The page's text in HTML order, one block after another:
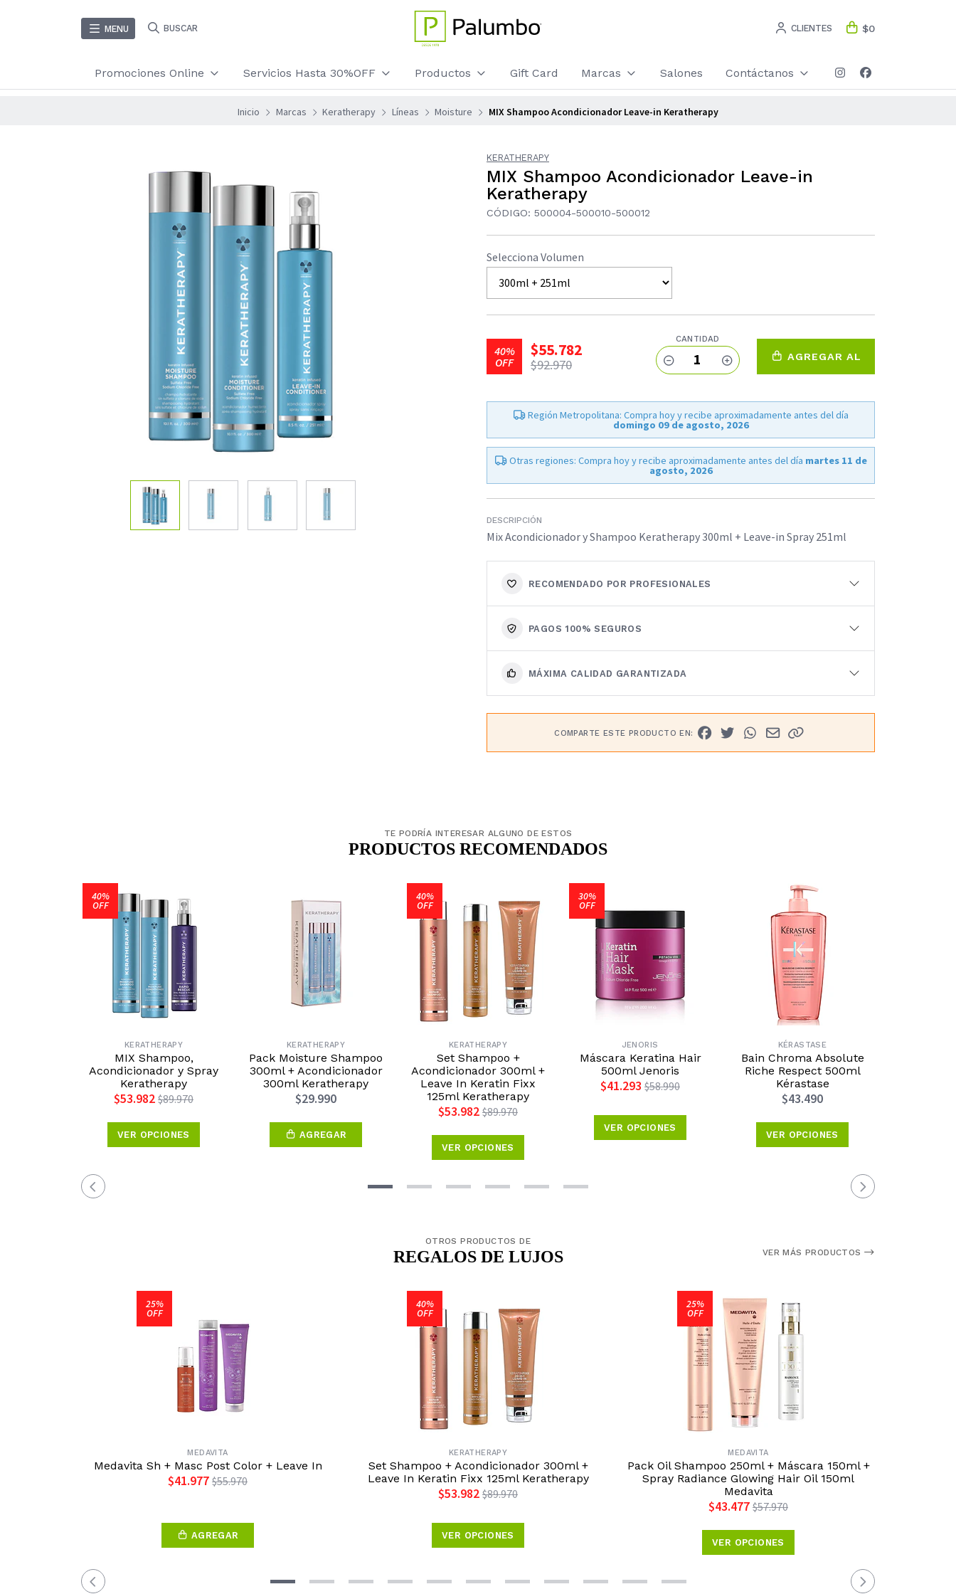
MENU BUSCAR CLIENTES $0
Promociones Online Servicios Hasta 30%OFF Productos Gift Card Marcas Salones Contáctanos
Inicio Marcas Keratherapy Líneas Moisture MIX Shampoo Acondicionador Leave-in Keratherapy
KERATHERAPY
MIX Shampoo Acondicionador Leave-in
Keratherapy
CÓDIGO: 500004-500010-500012
Selecciona Volumen
40%
OFF
$55.782
$92.970
CANTIDAD
1 AGREGAR AL
Región Metropolitana: Compra hoy y recibe aproximadamente antes del día
domingo 09 de agosto, 2026
Otras regiones: Compra hoy y recibe aproximadamente antes del día martes 11 de
agosto, 2026
DESCRIPCIÓN
Mix Acondicionador y Shampoo Keratherapy 300ml + Leave-in Spray 251ml
RECOMENDADO POR PROFESIONALES
PAGOS 100% SEGUROS
MÁXIMA CALIDAD GARANTIZADA
COMPARTE ESTE PRODUCTO EN:
TE PODRÍA INTERESAR ALGUNO DE ESTOS
PRODUCTOS RECOMENDADOS
40%
OFF
KERATHERAPY
MIX Shampoo,
Acondicionador y Spray
Keratherapy
$53.982 $89.970
VER OPCIONES
KERATHERAPY
Pack Moisture Shampoo
300ml + Acondicionador
300ml Keratherapy
$29.990
AGREGAR
40%
OFF
KERATHERAPY
Set Shampoo +
Acondicionador 300ml +
Leave In Keratin Fixx
125ml Keratherapy
$53.982 $89.970
VER OPCIONES
30%
OFF
JENORIS
Máscara Keratina Hair
500ml Jenoris
$41.293 $58.990
VER OPCIONES
KÉRASTASE
Bain Chroma Absolute
Riche Respect 500ml
Kérastase
$43.490
VER OPCIONES
OTROS PRODUCTOS DE
REGALOS DE LUJOS VER MÁS PRODUCTOS
25%
OFF
MEDAVITA
Medavita Sh + Masc Post Color + Leave In
$41.977 $55.970
AGREGAR
40%
OFF
KERATHERAPY
Set Shampoo + Acondicionador 300ml +
Leave In Keratin Fixx 125ml Keratherapy
$53.982 $89.970
VER OPCIONES
25%
OFF
MEDAVITA
Pack Oil Shampoo 250ml + Máscara 150ml +
Spray Radiance Glowing Hair Oil 150ml
Medavita
$43.477 $57.970
VER OPCIONES